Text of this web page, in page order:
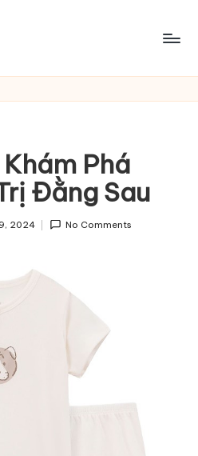
Phá
Đằng Sau
2024 No Comments